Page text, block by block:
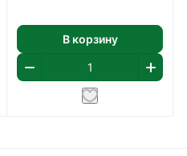
В корзину